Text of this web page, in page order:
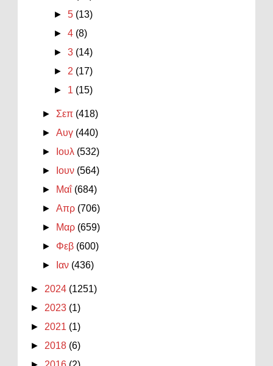
►5 (13)
►4 (8)
►3 (14)
► 2 (17)
► 1 (15)
► Σεπ (418)
►Αυγ (440)
►
Ιουλ (532)
►
Ιουν (564)
►
Μαΐ (684)
►Απρ (706)
►
Μαρ (659)
► Φεβ (600)
►
Ιαν (436)
► 2024 (1251)
► 2023 (1)
► 2021 (1)
► 2018 (6)